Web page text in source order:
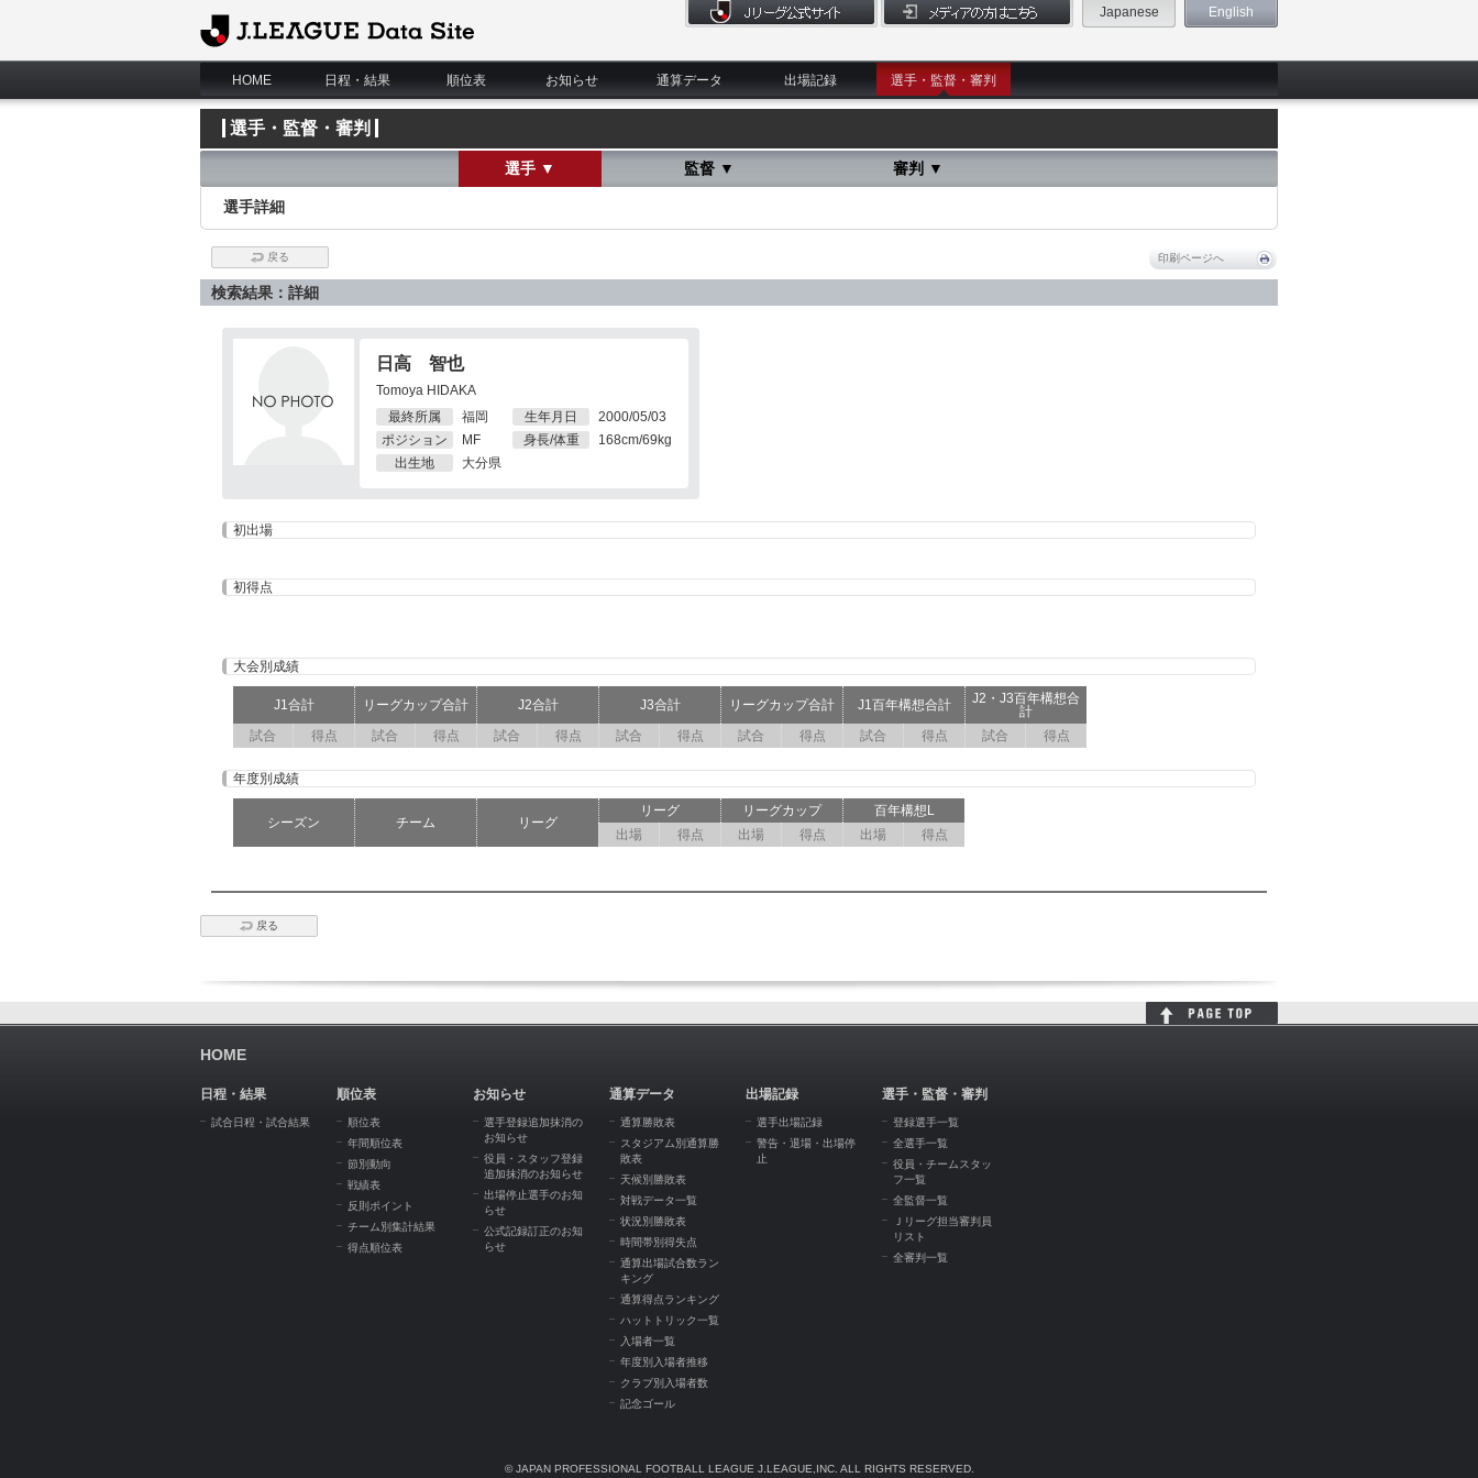
J.League Data Site
Japanese English
HOME 日程・結果 順位表 お知らせ 通算データ 出場記録 選手・監督・審判
選手・監督・審判
選手 ▼ 監督 ▼ 審判 ▼
選手詳細
戻る 印刷ページへ
検索結果：詳細
日高 智也
Tomoya HIDAKA
最終所属
福岡
ポジション
MF
出生地
大分県
生年月日
2000/05/03
身長/体重
168cm/69kg
初出場
初得点
大会別成績
J1合計 リーグカップ合計 J2合計 J3合計 リーグカップ合計 J1百年構想合計
J2・J3百年構想合
計
試合
得点 試合 得点 試合 得点 試合 得点 試合 得点 試合 得点 試合 得点
年度別成績
シーズン チーム リーグ
リーグ リーグカップ
百年構想L
出場
得点 出場 得点 出場 得点
戻る
HOME
日程・結果
試合日程・試合結果
順位表
順位表
年間順位表
節別動向
戦績表
反則ポイント
チーム別集計結果
得点順位表
お知らせ
選手登録追加抹消の
お知らせ
役員・スタッフ登録
追加抹消のお知らせ
出場停止選手のお知
らせ
公式記録訂正のお知
らせ
通算データ
通算勝敗表
スタジアム別通算勝
敗表
天候別勝敗表
対戦データ一覧
状況別勝敗表
時間帯別得失点
通算出場試合数ラン
キング
通算得点ランキング
ハットトリック一覧
入場者一覧
年度別入場者推移
クラブ別入場者数
記念ゴール
出場記録
選手出場記録
警告・退場・出場停
止
選手・監督・審判
登録選手一覧
全選手一覧
役員・チームスタッ
フ一覧
全監督一覧
Ｊリーグ担当審判員
リスト
全審判一覧
© JAPAN PROFESSIONAL FOOTBALL LEAGUE J.LEAGUE,INC. ALL RIGHTS RESERVED.